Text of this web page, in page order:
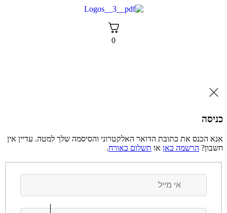
0
כניסה
אנא הכנס את כתובת הדואר האלקטרוני והסיסמה שלך למטה. עדיין אין
חשבון? הרשמה כאן או תשלום כאורח.